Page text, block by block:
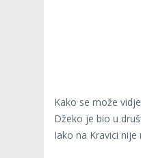
Kako se može
Džeko je bio u
Iako na Kravici